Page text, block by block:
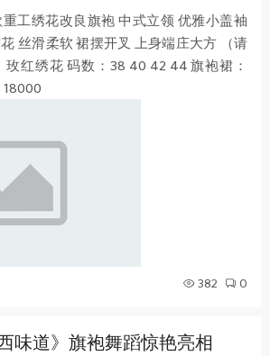
工绣花改良旗袍 中式立领 优雅小盖袖
丝滑柔软 裙摆开叉 上身端庄大方 （请
红绣花 码数：38 40 42 44 旗袍裙：
18000
382 0
味道》旗袍舞蹈惊艳亮相